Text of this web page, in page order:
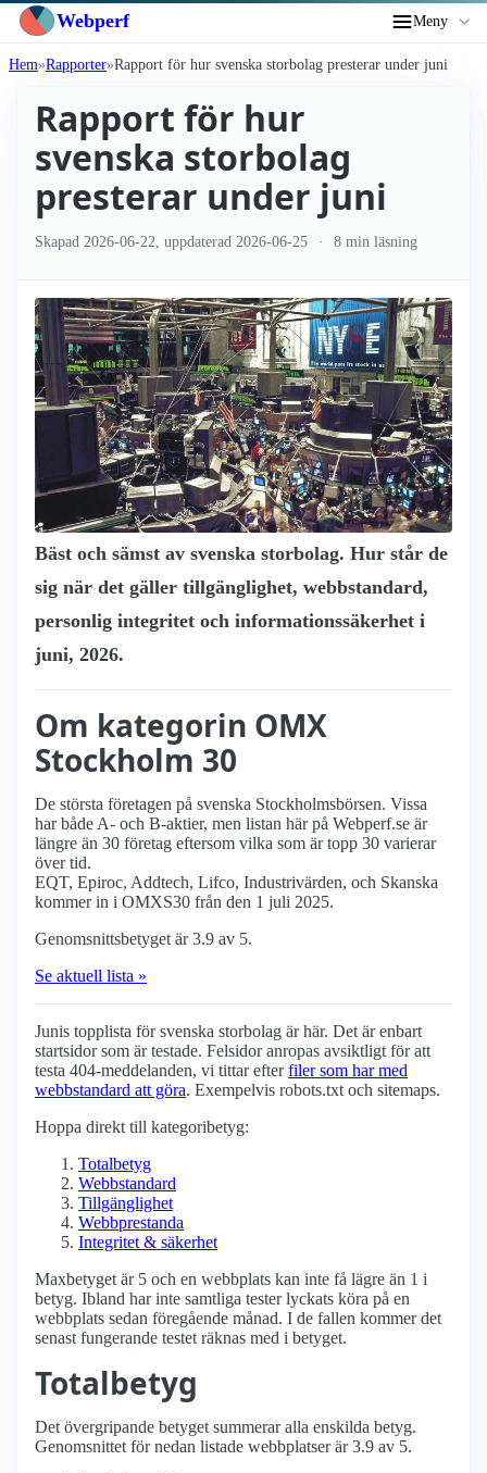
Webperf Meny
Hem Rapporter Rapport för hur svenska storbolag presterar under juni
Rapport för hur
svenska storbolag
presterar under juni
Skapad 2026-06-22 , uppdaterad 2026-06-25 8 min läsning
Bäst och sämst av svenska storbolag. Hur står de
sig när det gäller tillgänglighet, webbstandard,
personlig integritet och informationssäkerhet i
juni, 2026.
Om kategorin OMX
Stockholm 30
De största företagen på svenska Stockholmsbörsen. Vissa
har både A- och B-aktier, men listan här på Webperf.se är
längre än 30 företag eftersom vilka som är topp 30 varierar
över tid.
EQT, Epiroc, Addtech, Lifco, Industrivärden, och Skanska
kommer in i OMXS30 från den 1 juli 2025.
Genomsnittsbetyget är 3.9 av 5.
Se aktuell lista »
Junis topplista för svenska storbolag är här. Det är enbart
startsidor som är testade. Felsidor anropas avsiktligt för att
testa 404-meddelanden, vi tittar efterfiler som har med
webbstandard att göra. Exempelvis robots.txt och sitemaps.
Hoppa direkt till kategoribetyg:
Totalbetyg
Webbstandard
Tillgänglighet
Webbprestanda
Integritet & säkerhet
Maxbetyget är 5 och en webbplats kan inte få lägre än 1 i
betyg. Ibland har inte samtliga tester lyckats köra på en
webbplats sedan föregående månad. I de fallen kommer det
senast fungerande testet räknas med i betyget.
Totalbetyg
Det övergripande betyget summerar alla enskilda betyg.
Genomsnittet för nedan listade webbplatser är 3.9 av 5.